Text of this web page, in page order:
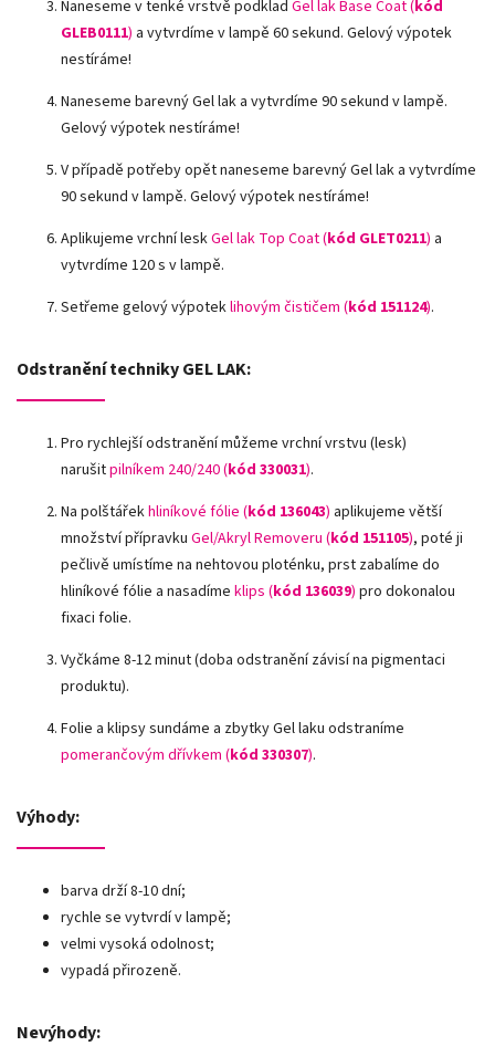
Naneseme v tenké vrstvě podklad Gel lak Base Coat (kód
GLEB0111) a vytvrdíme v lampě 60 sekund. Gelový výpotek
nestíráme!
Naneseme barevný Gel lak a vytvrdíme 90 sekund v lampě.
Gelový výpotek nestíráme!
V případě potřeby opět naneseme barevný Gel lak a vytvrdíme
90 sekund v lampě. Gelový výpotek nestíráme!
Aplikujeme vrchní leskGel lak Top Coat (kód GLET0211) a
vytvrdíme 120 s v lampě.
Setřeme gelový výpoteklihovým čističem (kód 151124).
Odstranění techniky GEL LAK:
Pro rychlejší odstranění můžeme vrchní vrstvu (lesk)
narušitpilníkem 240/240 (kód 330031).
Na polštářekhliníkové fólie (kód 136043) aplikujeme větší
množství přípravku Gel/Akryl Removeru (kód 151105), poté ji
pečlivě umístíme na nehtovou ploténku, prst zabalíme do
hliníkové fólie a nasadíme klips (kód 136039) pro dokonalou
fixaci folie.
Vyčkáme 8-12 minut (doba odstranění závisí na pigmentaci
produktu).
Folie a klipsy sundáme a zbytky Gel laku odstraníme
pomerančovým dřívkem (kód 330307).
Výhody:
barva drží 8-10 dní;
rychle se vytvrdí v lampě;
velmi vysoká odolnost;
vypadá přirozeně.
Nevýhody: